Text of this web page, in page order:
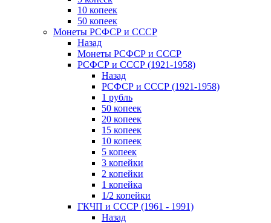
10 копеек
50 копеек
Монеты РСФСР и СССР
Назад
Монеты РСФСР и СССР
РСФСР и СССР (1921-1958)
Назад
РСФСР и СССР (1921-1958)
1 рубль
50 копеек
20 копеек
15 копеек
10 копеек
5 копеек
3 копейки
2 копейки
1 копейка
1/2 копейки
ГКЧП и СССР (1961 - 1991)
Назад